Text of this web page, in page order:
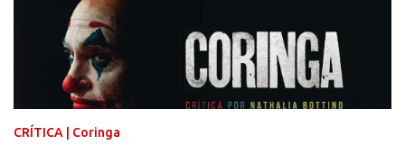
Terra que estavam presos por séculos em uma caverna recém descoberta,
libertando-os pelo mundo. O espectador acompanha uma família que tem
uma pequena vantagem em relação às outras pessoas. Adivinhem? Sabem
viver em silêncio pelo fato da filha mais velha ser surda. Para aqueles que
amam filmes com temática apocalíptica, a produção pode até funcionar
como entretenimento mediano. Todo o cenário de fuga, pânico col...
CRÍTICA | Coringa